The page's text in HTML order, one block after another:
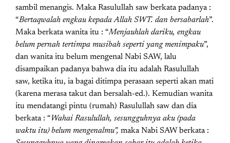
sambil menangis. Maka Rasulullah saw berkata padanya :
“Bertaqwalah engkau kepada Allah SWT. dan bersabarlah”.
Maka berkata wanita itu : “Menjauhlah dariku, engkau
belum pernah tertimpa musibah seperti yang menimpaku”,
dan wanita itu belum mengenal Nabi SAW, lalu
disampaikan padanya bahwa dia itu adalah Rasulullah
saw, ketika itu, ia bagai ditimpa perasaan seperti akan mati
(karena merasa takut dan bersalah-ed.). Kemudian wanita
itu mendatangi pintu (rumah) Rasulullah saw dan dia
berkata : “Wahai Rasulullah, sesungguhnya aku (pada
waktu itu) belum mengenalmu”, maka Nabi SAW berkata :